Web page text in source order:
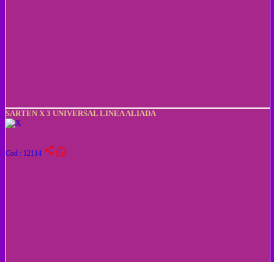
SARTEN X 3 UNIVERSAL LINEA ALIADA
Cod : 12114 share